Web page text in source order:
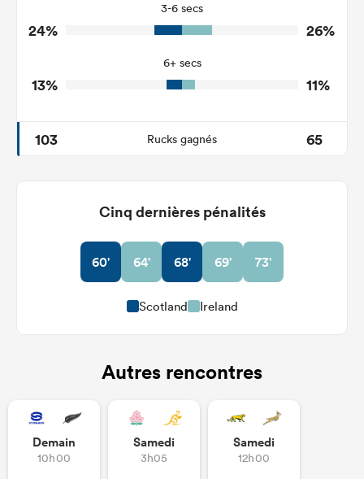
0
2
Tackle Offload Allowed
3-6 secs
24% 26%
6+ secs
13% 11%
103 Rucks gagnés 65
Cinq dernières pénalités
60' 64' 68' 69' 73'
Scotland Ireland
Autres rencontres
Demain
10h00
Samedi
3h05
Samedi
12h00